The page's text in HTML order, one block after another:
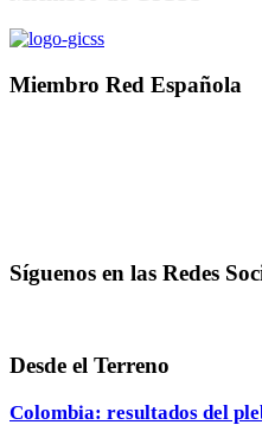
Miembro Red Española
Síguenos en las Redes
Desde el Terreno
Colombia: resultados del